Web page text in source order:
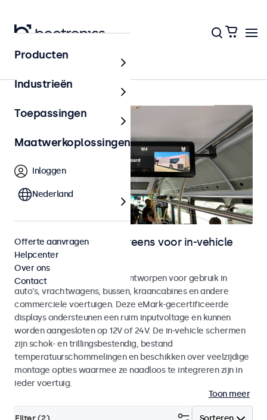
In-vehicle
Monitoren en touchscreens voor in-vehicle
gebruik
Monitoren en touchscreens ontworpen voor gebruik in
auto's, vrachtwagens, bussen, kraancabines en andere
commerciele voertuigen. Deze eMark-gecertificeerde
displays ondersteunen een ruim inputvoltage en kunnen
worden aangesloten op 12V of 24V. De in-vehicle schermen
zijn schok- en trillingsbestendig, bestand
temperatuurschommelingen en beschikken over veelzijdige
montage opties waarmee ze naadloos te integreren zijn in
ieder voertuig.
Toon meer
Producten
Industrieën
Toepassingen
Maatwerkoplossingen
Inloggen
Nederland
Offerte aanvragen
Helpcenter
Over ons
Contact